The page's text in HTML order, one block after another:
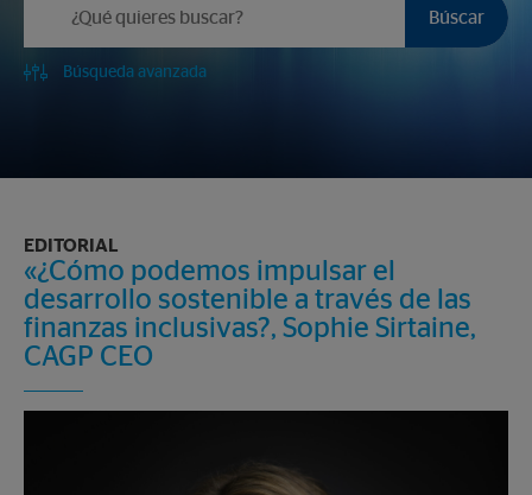
Búscar
Búsqueda avanzada
EDITORIAL
«¿Cómo podemos impulsar el
desarrollo sostenible a través de las
finanzas inclusivas?, Sophie Sirtaine,
CAGP CEO